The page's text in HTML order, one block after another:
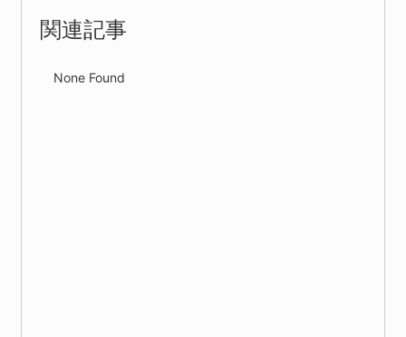
関連記事
None Found